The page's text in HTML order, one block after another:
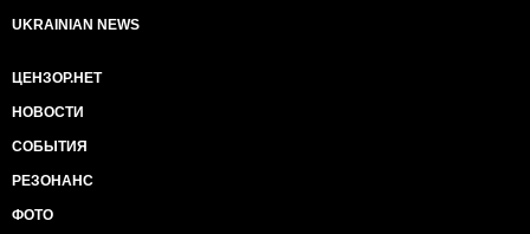
UKRAINIAN NEWS
ЦЕНЗОР.НЕТ
НОВОСТИ
СОБЫТИЯ
РЕЗОНАНС
ФОТО